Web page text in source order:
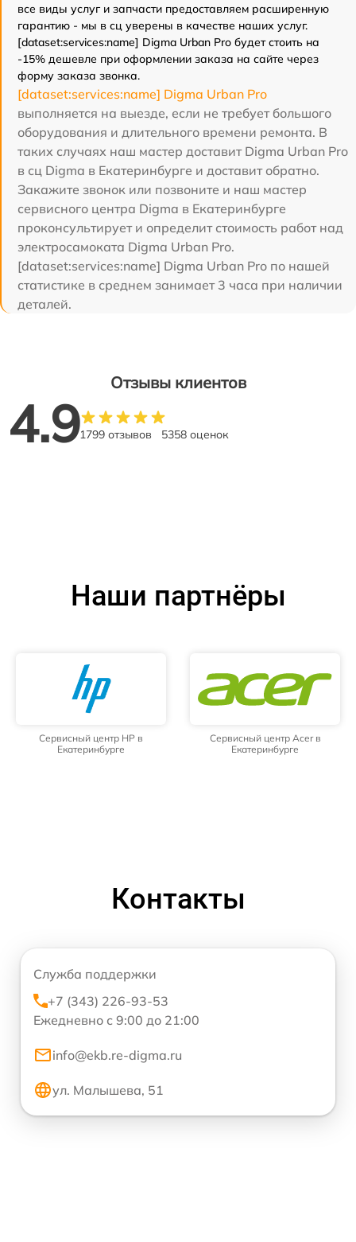
все виды услуг и запчасти предоставляем расширенную
гарантию - мы в сц уверены в качестве наших услуг.
[dataset:services:name] Digma Urban Pro будет стоить на
-15% дешевле при оформлении заказа на сайте через
форму заказа звонка.
[dataset:services:name] Digma Urban Pro
выполняется на выезде, если не требует большого
оборудования и длительного времени ремонта. В
таких случаях наш мастер доставит Digma Urban Pro
в сц Digma в Екатеринбурге и доставит обратно.
Закажите звонок или позвоните и наш мастер
сервисного центра Digma в Екатеринбурге
проконсультирует и определит стоимость работ над
электросамоката Digma Urban Pro.
[dataset:services:name] Digma Urban Pro по нашей
статистике в среднем занимает 3 часа при наличии
деталей.
Отзывы клиентов
4.91799 отзывов 5358 оценок
Наши партнёры
Сервисный центр HP в
Екатеринбурге
Сервисный центр Acer в
Екатеринбурге
Контакты
Служба поддержки
+7 (343) 226-93-53
Ежедневно с 9:00 до 21:00
info@ekb.re-digma.ru
ул. Малышева, 51